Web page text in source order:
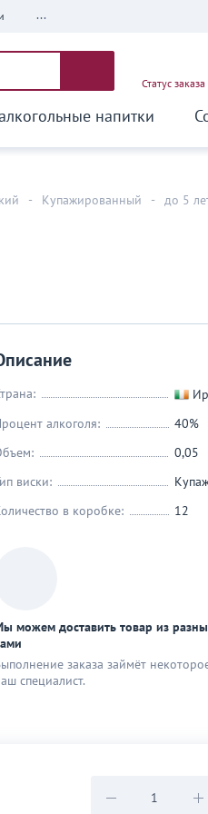
...
Статус заказа
напитки
- Купажированный - до 5
алкоголя:
40%
0,05
виски:
в коробке:
12
можем доставить товар из
заказа займёт
специaлист.